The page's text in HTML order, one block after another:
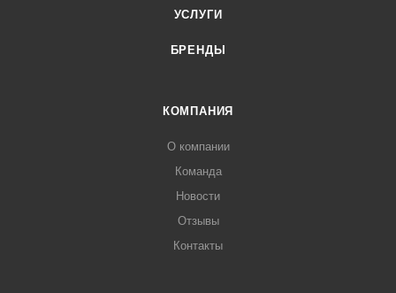
УСЛУГИ
БРЕНДЫ
КОМПАНИЯ
О компании
Команда
Новости
Отзывы
Контакты